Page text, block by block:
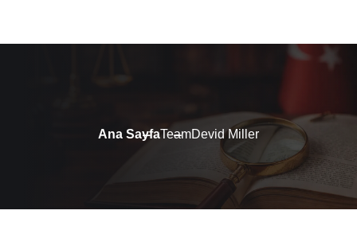
Ana SayfaTeamDevid Miller